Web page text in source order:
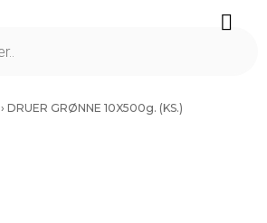
›DRUER GRØNNE 10X500g. (KS.)